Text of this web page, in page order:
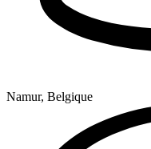
Namur, Belgique